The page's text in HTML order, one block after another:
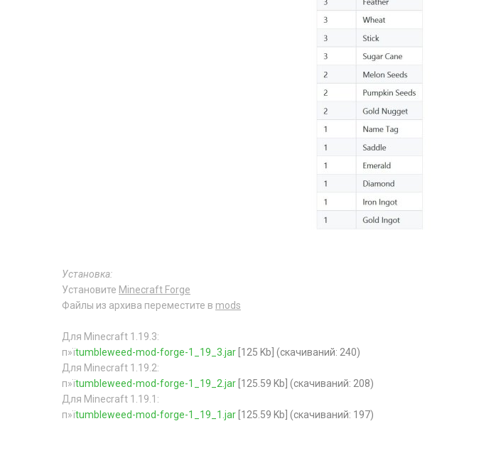
Установка:
Установите Minecraft Forge
Файлы из архива переместите в mods
Для Minecraft 1.19.3:
п»їtumbleweed-mod-forge-1_19_3.jar [125 Kb] (cкачиваний: 240)
Для Minecraft 1.19.2:
п»їtumbleweed-mod-forge-1_19_2.jar [125.59 Kb] (cкачиваний: 208)
Для Minecraft 1.19.1:
п»їtumbleweed-mod-forge-1_19_1.jar [125.59 Kb] (cкачиваний: 197)